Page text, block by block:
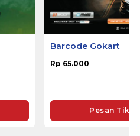
Barcode Gokart
Rp 65.000
Pesan Tiket